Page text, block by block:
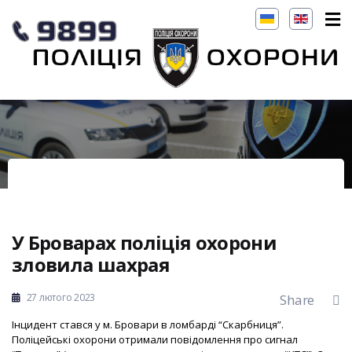
У Броварах поліція охорони
зловила шахрая
27 лютого 2023 Share
Інцидент стався у м. Бровари в ломбарді “Скарбниця”.
Поліцейські охорони отримали повідомлення про сигнал